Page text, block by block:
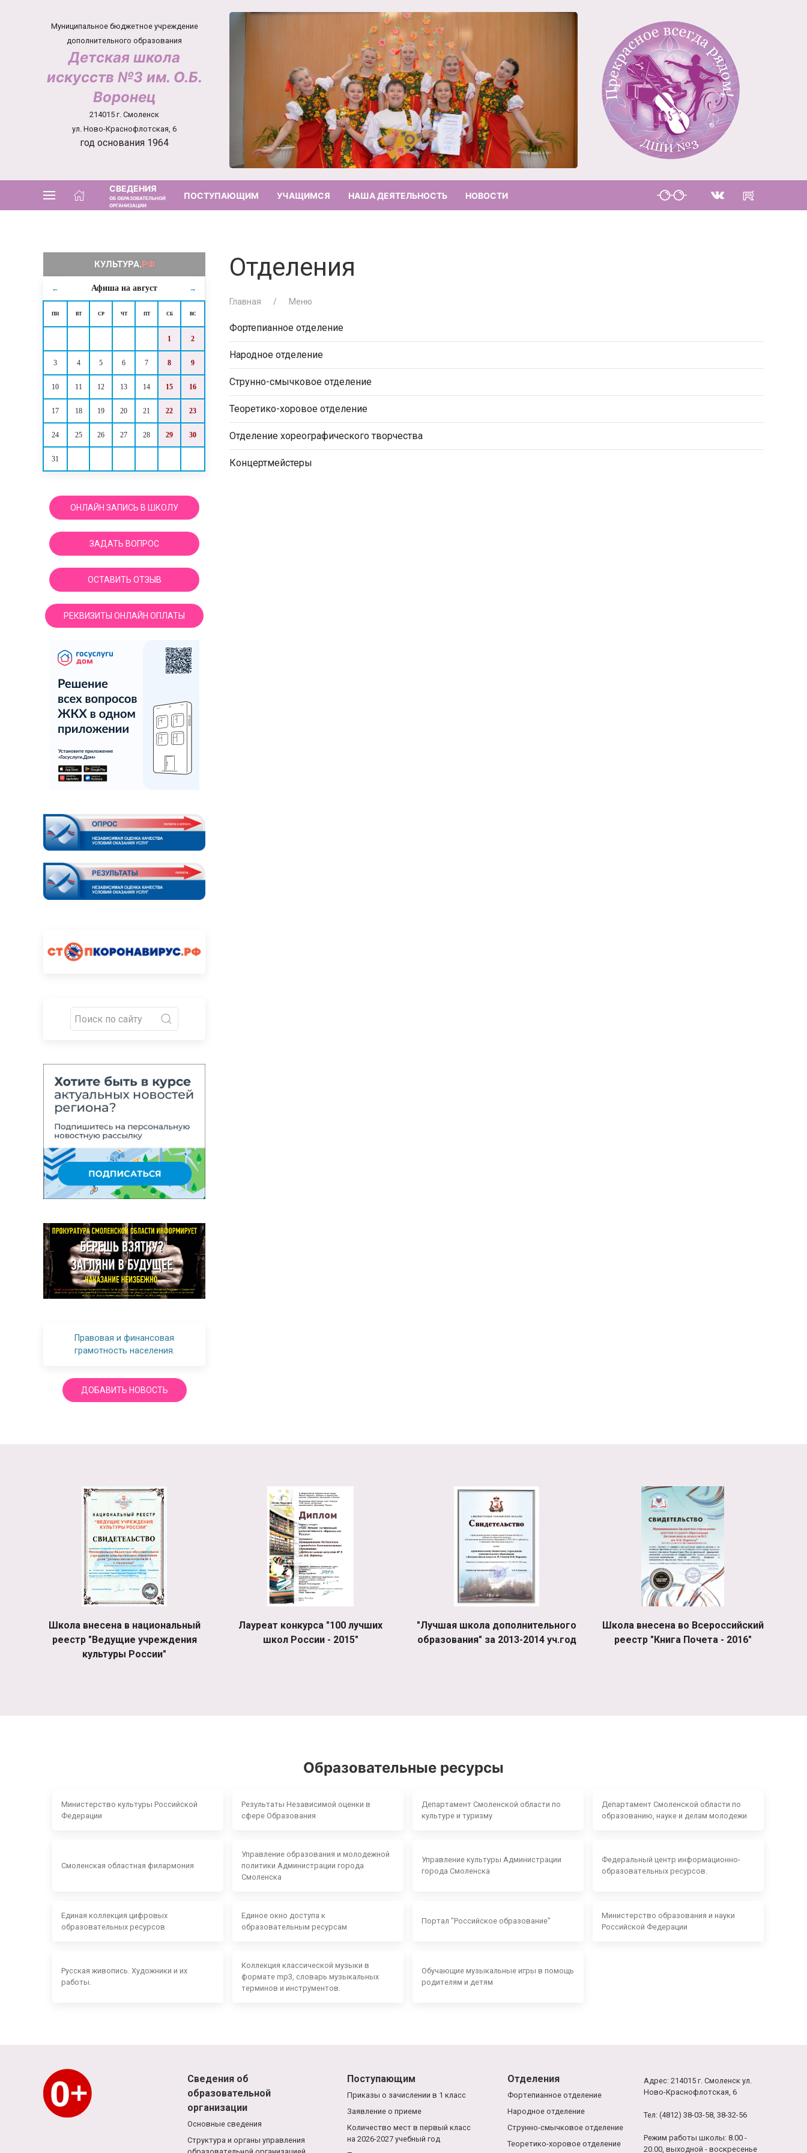
Муниципальное бюджетное учреждение
дополнительного образования
Детская школа
искусств №3 им. О.Б.
Воронец
214015 г. Смоленск
ул. Ново-Краснофлотская, 6
год основания 1964
СВЕДЕНИЯ
ОБ ОБРАЗОВАТЕЛЬНОЙ
ОРГАНИЗАЦИИ
ПОСТУПАЮЩИМ УЧАЩИМСЯ НАША ДЕЯТЕЛЬНОСТЬ НОВОСТИ
← Афиша на август →
ПН ВТ СР ЧТ ПТ СБ ВС
1 2
3 4 5 6 7 8 9
10 11 12 13 14 15 16
17 18 19 20 21 22 23
24 25 26 27 28 29 30
31
ОНЛАЙН ЗАПИСЬ В ШКОЛУ
ЗАДАТЬ ВОПРОС
ОСТАВИТЬ ОТЗЫВ
РЕКВИЗИТЫ ОНЛАЙН ОПЛАТЫ
Правовая и финансовая
грамотность населения.
ДОБАВИТЬ НОВОСТЬ
Отделения
Главная Меню
Фортепианное отделение
Народное отделение
Струнно-смычковое отделение
Теоретико-хоровое отделение
Отделение хореографического творчества
Концертмейстеры
Школа внесена в национальный
реестр "Ведущие учреждения
культуры России"
Лауреат конкурса "100 лучших
школ России - 2015"
"Лучшая школа дополнительного
образования" за 2013-2014 уч.год
Школа внесена во Всероссийский
реестр "Книга Почета - 2016"
Образовательные ресурсы
Министерство культуры Российской
Федерации
Результаты Независимой оценки в
сфере Образования
Департамент Смоленской области по
культуре и туризму
Департамент Смоленской области по
образованию, науке и делам молодежи
Смоленская областная филармония
Управление образования и молодежной
политики Администрации города
Смоленска
Управление культуры Администрации
города Смоленска
Федеральный центр информационно-
образовательных ресурсов.
Единая коллекция цифровых
образовательных ресурсов
Единое окно доступа к
образовательным ресурсам
Портал "Российское образование"
Министерство образования и науки
Российской Федерации
Русская живопись. Художники и их
работы.
Коллекция классической музыки в
формате mp3, словарь музыкальных
терминов и инструментов.
Обучающие музыкальные игры в помощь
родителям и детям
Сведения об
образовательной
организации
Основные сведения
Структура и органы управления
Поступающим
Приказы о зачислении в 1 класс
Заявление о приеме
Количество мест в первый класс
на 2026-2027 учебный год
Отделения
Фортепианное отделение
Народное отделение
Струнно-смычковое отделение
Теоретико-хоровое отделение
Адрес: 214015 г. Смоленск ул.
Ново-Краснофлотская, 6
Тел: (4812) 38-03-58, 38-32-56
Режим работы школы: 8.00 -
20.00, выходной - воскресенье